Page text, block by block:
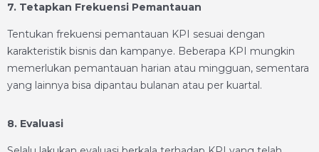
7. Tetapkan Frekuensi Pemantauan
Tentukan frekuensi pemantauan KPI sesuai dengan
karakteristik bisnis dan kampanye. Beberapa KPI mungkin
memerlukan pemantauan harian atau mingguan, sementara
yang lainnya bisa dipantau bulanan atau per kuartal.
8. Evaluasi